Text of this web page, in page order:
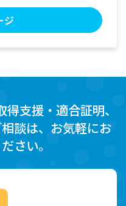
ジ
支援・適合証明、
談は、お気軽にお
さい。